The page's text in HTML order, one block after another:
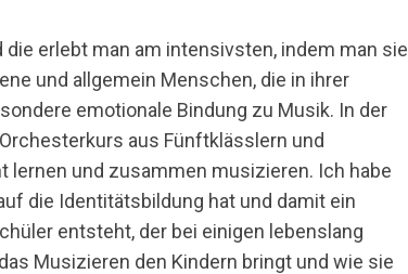
erlebt man am intensivsten, indem man sie
und allgemein Menschen, die in ihrer
emotionale Bindung zu Musik. In der
aus Fünftklässlern und
und zusammen musizieren. Ich habe
die Identitätsbildung hat und damit ein
entsteht, der bei einigen lebenslang
Musizieren den Kindern bringt und wie sie